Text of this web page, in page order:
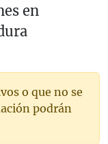
en
o que no se
podrán